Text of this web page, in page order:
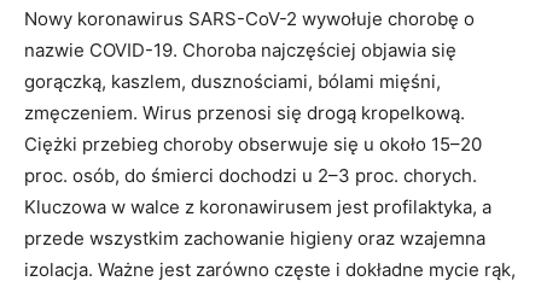
Nowy koronawirus SARS-CoV-2 wywołuje chorobę o
nazwie COVID-19. Choroba najczęściej objawia się
gorączką, kaszlem, dusznościami, bólami mięśni,
zmęczeniem. Wirus przenosi się drogą kropelkową.
Ciężki przebieg choroby obserwuje się u około 15–20
proc. osób, do śmierci dochodzi u 2–3 proc. chorych.
Kluczowa w walce z koronawirusem jest profilaktyka, a
przede wszystkim zachowanie higieny oraz wzajemna
izolacja. Ważne jest zarówno częste i dokładne mycie rąk,